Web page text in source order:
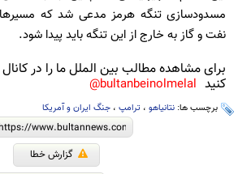
مسدودسازی تنگه هرمز مدعی شد که مسیرهای
نفت و گاز به خارج از این تنگه باید پیدا شود.
برای مشاهده مطالب بین الملل ما را در
کنید bultanbeinolmelal@
برچسب ها: نتانیاهو ، ترامپ ، جنگ ایران و آمریکا
گزارش خطا